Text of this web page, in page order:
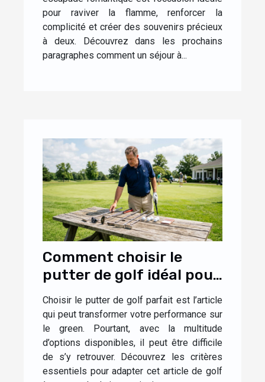
pour raviver la flamme, renforcer la
complicité et créer des souvenirs précieux
à deux. Découvrez dans les prochains
paragraphes comment un séjour à...
Comment choisir le
putter de golf idéal pour
votre style de jeu ?
Choisir le putter de golf parfait est l’article
qui peut transformer votre performance sur
le green. Pourtant, avec la multitude
d’options disponibles, il peut être difficile
de s’y retrouver. Découvrez les critères
essentiels pour adapter cet article de golf